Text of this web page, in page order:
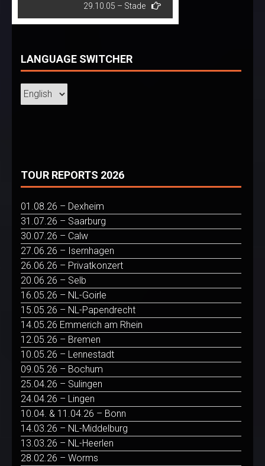
29.10.05 – Stade
LANGUAGE SWITCHER
TOUR REPORTS 2026
01.08.26 – Dexheim
31.07.26 – Saarburg
30.07.26 – Calw
27.06.26 – Isernhagen
26.06.26 – Privatkonzert
20.06.26 – Selb
16.05.26 – NL-Goirle
15.05.26 – NL-Papendrecht
14.05.26 Emmerich am Rhein
12.05.26 – Bremen
10.05.26 – Lennestadt
09.05.26 – Bochum
25.04.26 – Sulingen
24.04.26 – Lingen
10.04. & 11.04.26 – Bonn
14.03.26 – NL-Middelburg
13.03.26 – NL-Heerlen
28.02.26 – Worms